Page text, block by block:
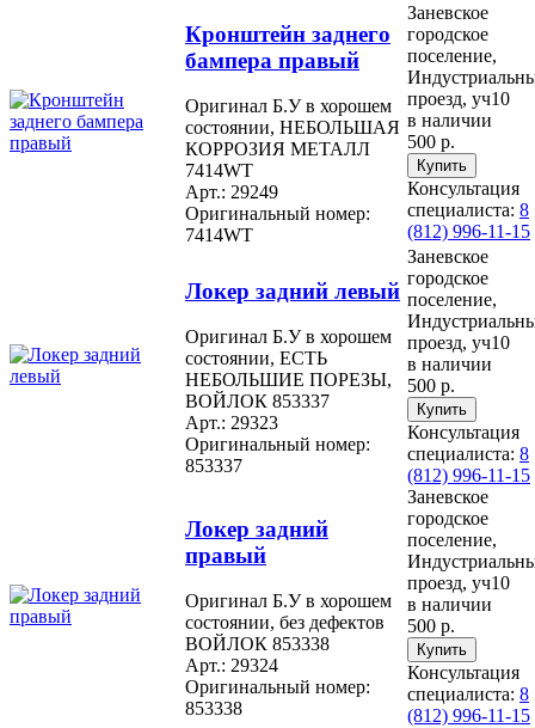
Кронштейн заднего
бампера правый
Оригинал Б.У в хорошем
состоянии, НЕБОЛЬШАЯ
КОРРОЗИЯ МЕТАЛЛ
7414WT
Арт.: 29249
Оригинальный номер:
7414WT
Заневское
городское
поселение,
проезд, уч10
в наличии
500 р.
Консультация
специалиста: 8
(812) 996-11-15
Локер задний левый
Оригинал Б.У в хорошем
состоянии, ЕСТЬ
НЕБОЛЬШИЕ ПОРЕЗЫ,
ВОЙЛОК 853337
Арт.: 29323
Оригинальный номер:
853337
Заневское
городское
поселение,
проезд, уч10
в наличии
500 р.
Консультация
специалиста: 8
(812) 996-11-15
Локер задний
правый
Оригинал Б.У в хорошем
состоянии, без дефектов
ВОЙЛОК 853338
Арт.: 29324
Оригинальный номер:
853338
Заневское
городское
поселение,
проезд, уч10
в наличии
500 р.
Консультация
специалиста: 8
(812) 996-11-15